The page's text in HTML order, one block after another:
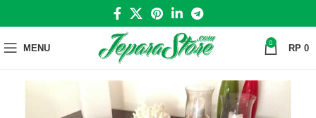
MENU 0 RP 0